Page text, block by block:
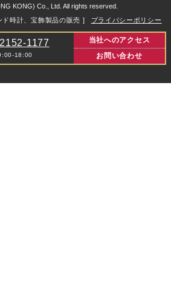
KONG) Co., Ltd. All rights reserved.
時計、宝飾製品の販売 ]
プライバシーポリシー
1177
18:00
当社へのアクセス
お問い合わせ